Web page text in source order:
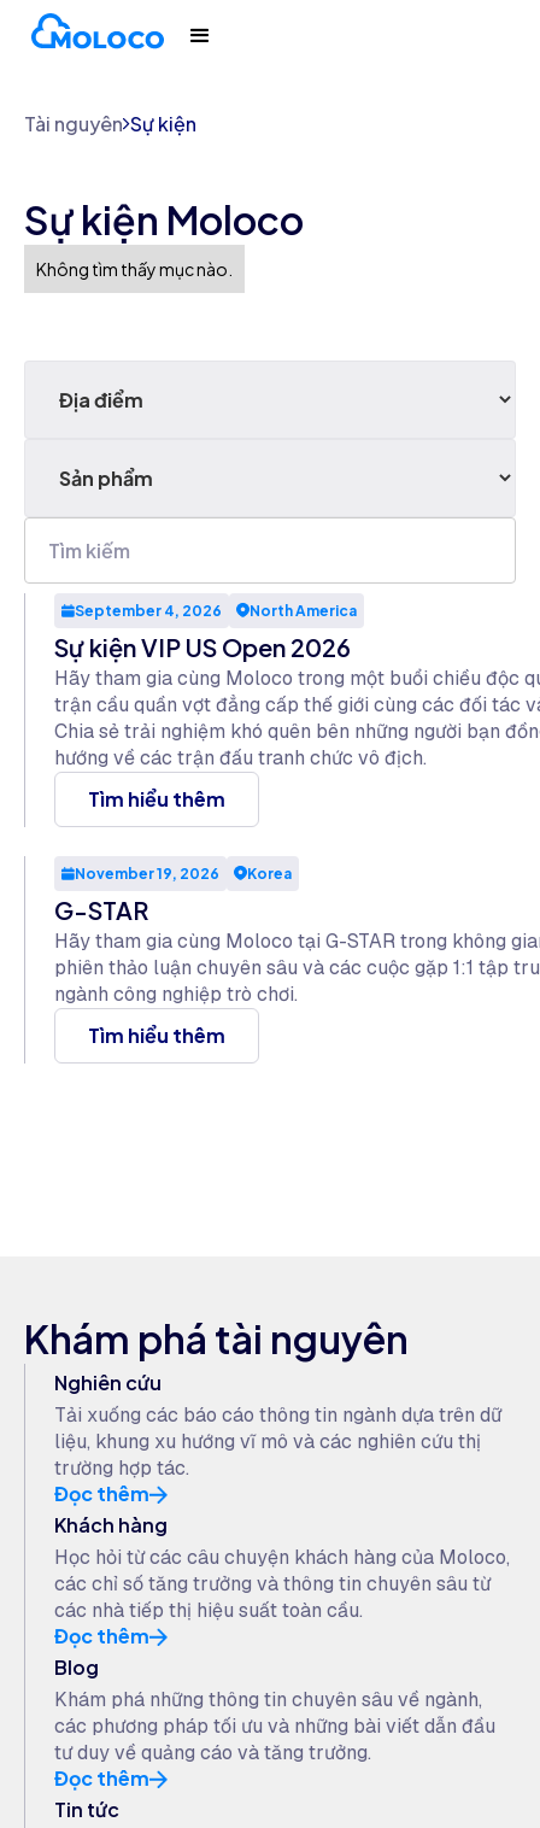
Tài nguyên Sự kiện
Sự kiện Moloco
Không tìm thấy mục nào.
September 4, 2026 North America
Sự kiện VIP US Open 2026
Hãy tham gia cùng Moloco trong một buổi chiều độc
trận cầu quần vợt đẳng cấp thế giới cùng các đối tác
Chia sẻ trải nghiệm khó quên bên những người bạn
hướng về các trận đấu tranh chức vô địch.
Tìm hiểu thêm
November 19, 2026 Korea
G-STAR
Hãy tham gia cùng Moloco tại G-STAR trong không
phiên thảo luận chuyên sâu và các cuộc gặp 1:1 tập
ngành công nghiệp trò chơi.
Tìm hiểu thêm
Khám phá tài nguyên
Nghiên cứu
Tải xuống các báo cáo thông tin ngành dựa trên dữ
liệu, khung xu hướng vĩ mô và các nghiên cứu thị
trường hợp tác.
Đọc thêm
Khách hàng
Học hỏi từ các câu chuyện khách hàng của Moloco,
các chỉ số tăng trưởng và thông tin chuyên sâu từ
các nhà tiếp thị hiệu suất toàn cầu.
Đọc thêm
Blog
Khám phá những thông tin chuyên sâu về ngành,
các phương pháp tối ưu và những bài viết dẫn đầu
tư duy về quảng cáo và tăng trưởng.
Đọc thêm
Tin tức